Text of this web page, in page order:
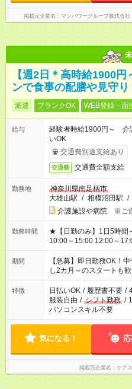
掲載元企業名 マンパワーグループ株式会
【週2日＊高時給1900
ンで食事の配膳や見守り
派遣 ブランクOK WEB登録・面
給与
経験者時給1900円～
いOK
交通費別途支給あり
交通費 交通費全額支給
勤務地
神奈川県南足柄市
大雄山駅 / 相模沼田駅 /
介護施設や病院 ※ご
勤務時間
★【日勤のみ】1日5時間～OK！ ≪シフト例≫
10:00～15:00 12:00～
期間
【急募】即日勤務OK！
し2カ月～のスタートも歓
特徴 日払いOK / 履歴書不要 /
服装自由 / シフト勤務 /
パソコンスキル不要
気になる！
掲載元企業名 ケア